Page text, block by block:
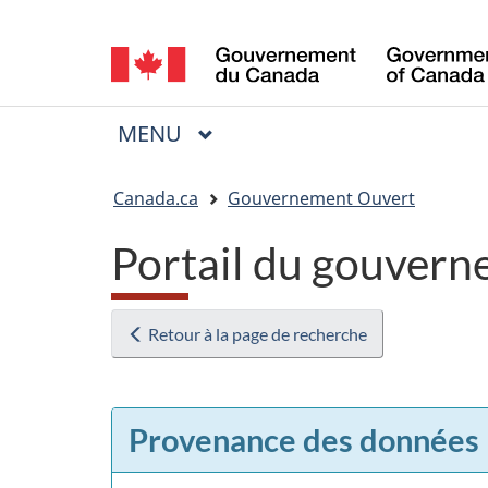
de
la
langue
Menu
MENU PRINCIPAL
Canada.ca Gouvernement Ouvert
Portail du
Retour à la page de recherche
Provenance des données